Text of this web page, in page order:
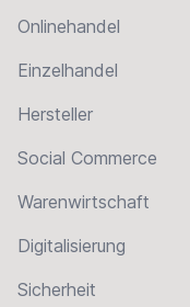
Onlinehandel
Einzelhandel
Hersteller
Social Commerce
Warenwirtschaft
Digitalisierung
Sicherheit